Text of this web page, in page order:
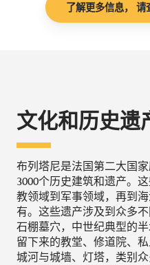
了解更多信息， 请
文化和历史遗
布列塔尼是法国第二大国
3000个历史建筑和遗产。
教领域到军事领域，再到
有。这些遗产涉及到众多
石棚墓穴，中世纪典型的
留下来的教堂、修道院、
城河与城墙、灯塔，类别